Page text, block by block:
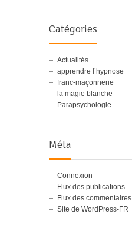
Catégories
Actualités
apprendre l’hypnose
franc-maçonnerie
la magie blanche
Parapsychologie
Méta
Connexion
Flux des publications
Flux des commentaires
Site de WordPress-FR